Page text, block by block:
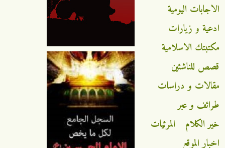
الاجابات اليومية
ادعية و زيارات
مكتبتك الاسلامية
قصص للناشئين
مقالات و دراسات
طرائف و عبر
خير الكلام
المرئيات
اخبار الموقع